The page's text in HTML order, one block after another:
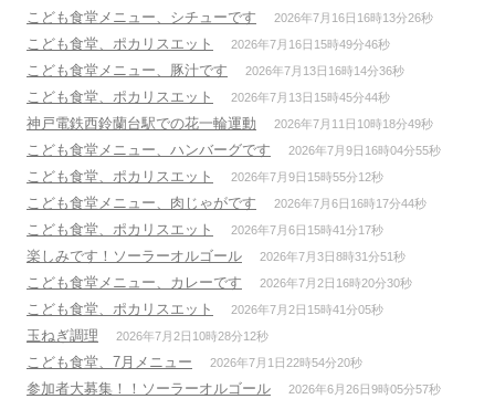
こども食堂メニュー、シチューです 2026年7月16日16時13分26秒
こども食堂、ポカリスエット 2026年7月16日15時49分46秒
こども食堂メニュー、豚汁です 2026年7月13日16時14分36秒
こども食堂、ポカリスエット 2026年7月13日15時45分44秒
神戸電鉄西鈴蘭台駅での花一輪運動 2026年7月11日10時18分49秒
こども食堂メニュー、ハンバーグです 2026年7月9日16時04分55秒
こども食堂、ポカリスエット 2026年7月9日15時55分12秒
こども食堂メニュー、肉じゃがです 2026年7月6日16時17分44秒
こども食堂、ポカリスエット 2026年7月6日15時41分17秒
楽しみです！ソーラーオルゴール 2026年7月3日8時31分51秒
こども食堂メニュー、カレーです 2026年7月2日16時20分30秒
こども食堂、ポカリスエット 2026年7月2日15時41分05秒
玉ねぎ調理 2026年7月2日10時28分12秒
こども食堂、7月メニュー 2026年7月1日22時54分20秒
参加者大募集！！ソーラーオルゴール 2026年6月26日9時05分57秒